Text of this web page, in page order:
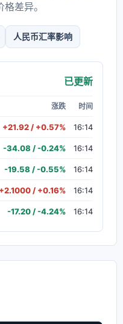
差异。
人民币汇率影响
已更新
涨跌 时间
+21.92 / +0.57% 16:14
-34.08 / -0.24% 16:14
-19.58 / -0.55% 16:14
+2.1000 / +0.16% 16:14
-17.20 / -4.24% 16:14